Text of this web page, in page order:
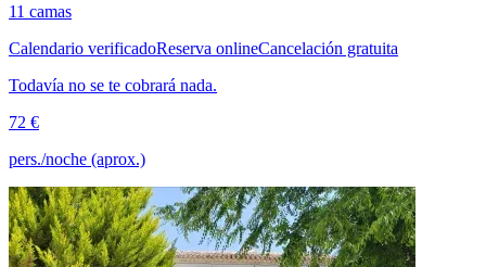
11 camas
Calendario verificadoReserva onlineCancelación gratuita
Todavía no se te cobrará nada.
72 €
pers./noche (aprox.)